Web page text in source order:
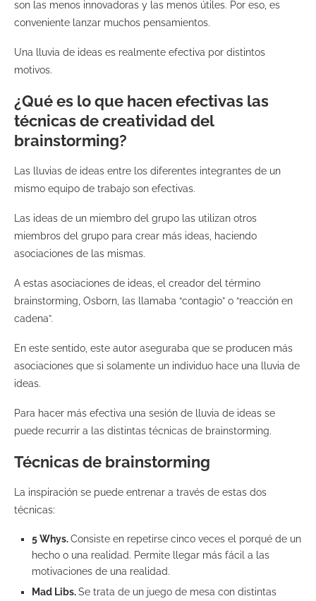
son las menos innovadoras y las menos útiles. Por eso, es
conveniente lanzar muchos pensamientos.
Una lluvia de ideas es realmente efectiva por distintos
motivos.
¿Qué es lo que hacen efectivas las
técnicas de creatividad del
brainstorming?
Las lluvias de ideas entre los diferentes integrantes de un
mismo equipo de trabajo son efectivas.
Las ideas de un miembro del grupo las utilizan otros
miembros del grupo para crear más ideas, haciendo
asociaciones de las mismas.
A estas asociaciones de ideas, el creador del término
brainstorming, Osborn, las llamaba “contagio” o “reacción en
cadena”.
En este sentido, este autor aseguraba que se producen más
asociaciones que si solamente un individuo hace una lluvia de
ideas.
Para hacer más efectiva una sesión de lluvia de ideas se
puede recurrir a las distintas técnicas de brainstorming.
Técnicas de brainstorming
La inspiración se puede entrenar a través de estas dos
técnicas:
5 Whys.Consiste en repetirse cinco veces el porqué de un
hecho o una realidad. Permite llegar más fácil a las
motivaciones de una realidad.
Mad Libs.Se trata de un juego de mesa con distintas